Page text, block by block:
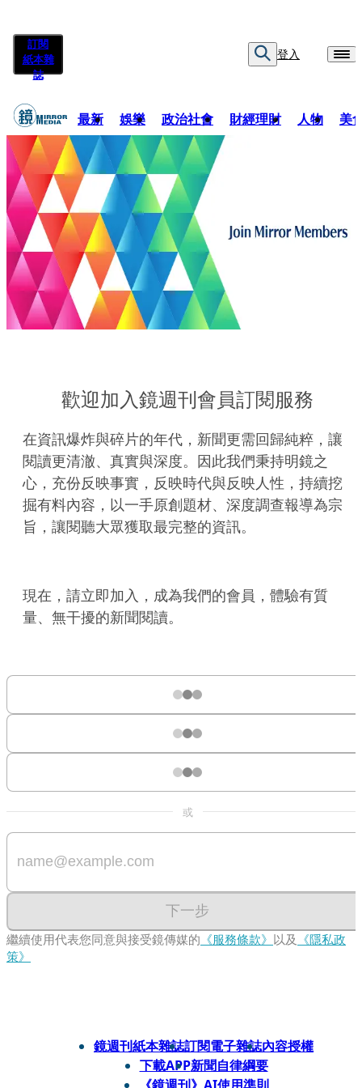
訂閱
紙本雜
誌
登入
最新 娛樂 政治社會 財經理財 人物 美
歡迎加入鏡週刊會員訂閱服務
在資訊爆炸與碎片的年代，新聞更需回歸純粹，讓
閱讀更清澈、真實與深度。因此我們秉持明鏡之
心，充份反映事實，反映時代與反映人性，持續挖
掘有料內容，以一手原創題材、深度調查報導為宗
旨，讓閱聽大眾獲取最完整的資訊。
現在，請立即加入，成為我們的會員，體驗有質
量、無干擾的新聞閱讀。
或
下一步
繼續使用代表您同意與接受鏡傳媒的 《服務條款》 以及 《隱私政
策》
鏡週刊紙本雜誌訂閱電子雜誌內容授權
下載APP新聞自律綱要